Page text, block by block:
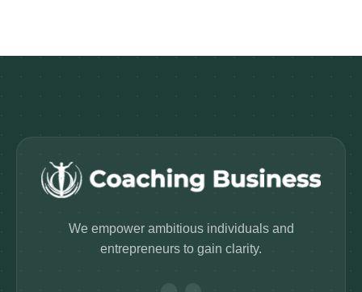
We empower ambitious individuals and
entrepreneurs to gain clarity.